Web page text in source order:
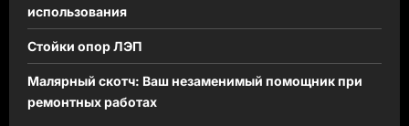
использования
Стойки опор ЛЭП
Малярный скотч: Ваш незаменимый помощник при
ремонтных работах